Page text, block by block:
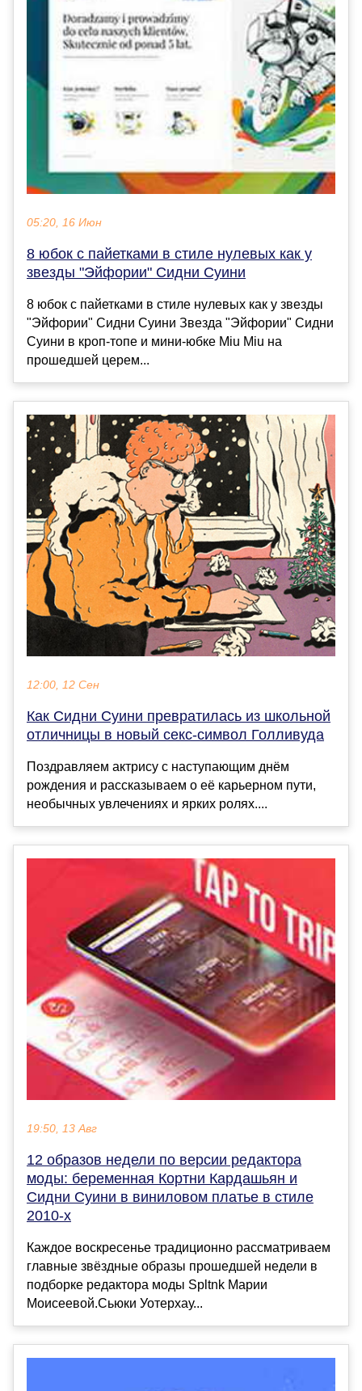
05:20, 16 Июн
8 юбок с пайетками в стиле нулевых как у
звезды "Эйфории" Сидни Суини
8 юбок с пайетками в стиле нулевых как у звезды
"Эйфории" Сидни Суини Звезда "Эйфории" Сидни
Суини в кроп-топе и мини-юбке Miu Miu на
прошедшей церем...
12:00, 12 Сен
Как Сидни Суини превратилась из школьной
отличницы в новый секс-символ Голливуда
Поздравляем актрису с наступающим днём
рождения и рассказываем о её карьерном пути,
необычных увлечениях и ярких ролях....
19:50, 13 Авг
12 образов недели по версии редактора
моды: беременная Кортни Кардашьян и
Сидни Суини в виниловом платье в стиле
2010-х
Каждое воскресенье традиционно рассматриваем
главные звёздные образы прошедшей недели в
подборке редактора моды Spltnk Марии
Моисеевой.Сьюки Уотерхау...